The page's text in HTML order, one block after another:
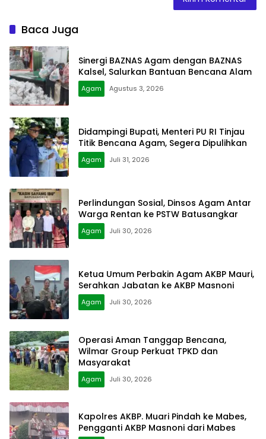
Baca Juga
Sinergi BAZNAS Agam dengan BAZNAS
Kalsel, Salurkan Bantuan Bencana Alam
Agam Agustus 3, 2026
Didampingi Bupati, Menteri PU RI Tinjau
Titik Bencana Agam, Segera Dipulihkan
Agam Juli 31, 2026
Perlindungan Sosial, Dinsos Agam Antar
Warga Rentan ke PSTW Batusangkar
Agam Juli 30, 2026
Ketua Umum Perbakin Agam AKBP Mauri,
Serahkan Jabatan ke AKBP Masnoni
Agam Juli 30, 2026
Operasi Aman Tanggap Bencana,
Wilmar Group Perkuat TPKD dan
Masyarakat
Agam Juli 30, 2026
Kapolres AKBP. Muari Pindah ke Mabes,
Pengganti AKBP Masnoni dari Mabes